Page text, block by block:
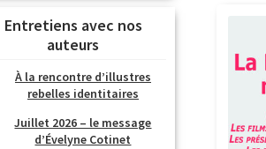
Entretiens avec nos
auteurs
À la rencontre d’illustres
rebelles identitaires
Juillet 2026 – le message
d’Évelyne Cotinet